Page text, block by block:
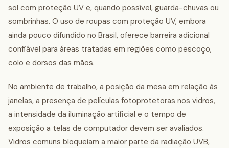
sol com proteção UV e, quando possível, guarda-chuvas ou
sombrinhas. O uso de roupas com proteção UV, embora
ainda pouco difundido no Brasil, oferece barreira adicional
confiável para áreas tratadas em regiões como pescoço,
colo e dorsos das mãos.
No ambiente de trabalho, a posição da mesa em relação às
janelas, a presença de películas fotoprotetoras nos vidros,
a intensidade da iluminação artificial e o tempo de
exposição a telas de computador devem ser avaliados.
Vidros comuns bloqueiam a maior parte da radiação UVB,